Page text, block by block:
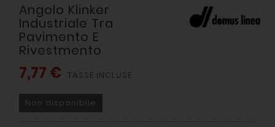
Angolo Klinker
Industriale Tra
Pavimento E
Rivestmento
7,77 € TASSE INCLUSE
Non disponibile